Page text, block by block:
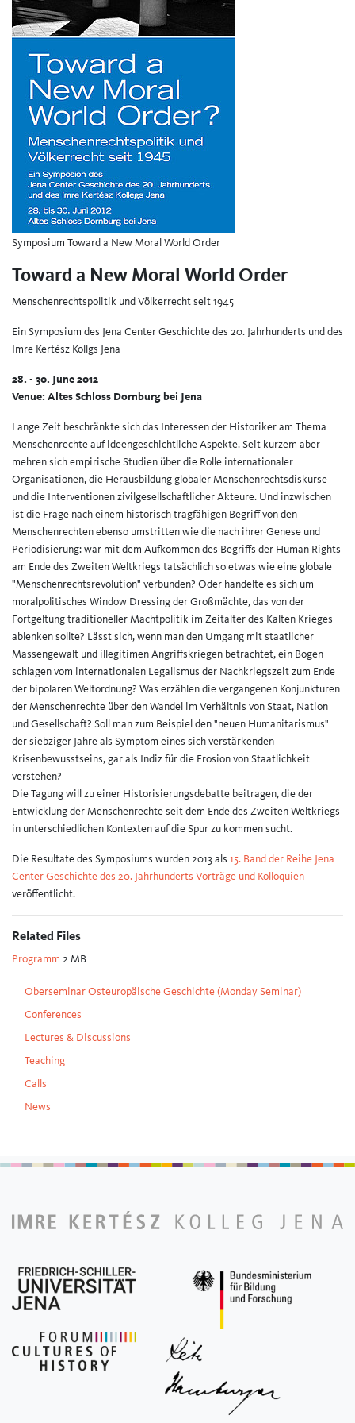
Symposium Toward a New Moral World Order
Toward a New Moral World Order
Menschenrechtspolitik und Völkerrecht seit 1945
Ein Symposium des Jena Center Geschichte des 20. Jahrhunderts und des
Imre Kertész Kollgs Jena
28. - 30. June 2012
Venue: Altes Schloss Dornburg bei Jena
Lange Zeit beschränkte sich das Interessen der Historiker am Thema
Menschenrechte auf ideengeschichtliche Aspekte. Seit kurzem aber
mehren sich empirische Studien über die Rolle internationaler
Organisationen, die Herausbildung globaler Menschenrechtsdiskurse
und die Interventionen zivilgesellschaftlicher Akteure. Und inzwischen
ist die Frage nach einem historisch tragfähigen Begriff von den
Menschenrechten ebenso umstritten wie die nach ihrer Genese und
Periodisierung: war mit dem Aufkommen des Begriffs der Human Rights
am Ende des Zweiten Weltkriegs tatsächlich so etwas wie eine globale
"Menschenrechtsrevolution" verbunden? Oder handelte es sich um
moralpolitisches Window Dressing der Großmächte, das von der
Fortgeltung traditioneller Machtpolitik im Zeitalter des Kalten Krieges
ablenken sollte? Lässt sich, wenn man den Umgang mit staatlicher
Massengewalt und illegitimen Angriffskriegen betrachtet, ein Bogen
schlagen vom internationalen Legalismus der Nachkriegszeit zum Ende
der bipolaren Weltordnung? Was erzählen die vergangenen Konjunkturen
der Menschenrechte über den Wandel im Verhältnis von Staat, Nation
und Gesellschaft? Soll man zum Beispiel den "neuen Humanitarismus"
der siebziger Jahre als Symptom eines sich verstärkenden
Krisenbewusstseins, gar als Indiz für die Erosion von Staatlichkeit
verstehen?
Die Tagung will zu einer Historisierungsdebatte beitragen, die der
Entwicklung der Menschenrechte seit dem Ende des Zweiten Weltkriegs
in unterschiedlichen Kontexten auf die Spur zu kommen sucht.
Die Resultate des Symposiums wurden 2013 als 15. Band der Reihe Jena
Center Geschichte des 20. Jahrhunderts Vorträge und Kolloquien
veröffentlicht.
Related Files
Programm 2 MB
Oberseminar Osteuropäische Geschichte (Monday Seminar)
Conferences
Lectures & Discussions
Teaching
Calls
News